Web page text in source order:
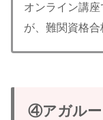
オンライン講
が、難関資格合
④アガルー